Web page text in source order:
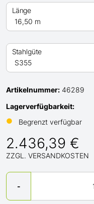
Länge
Stahlgüte
Artikelnummer: 46289
Lagerverfügbarkeit:
●
Begrenzt verfügbar
2.436,39 €
ZZGL. VERSANDKOSTEN
-
Menge